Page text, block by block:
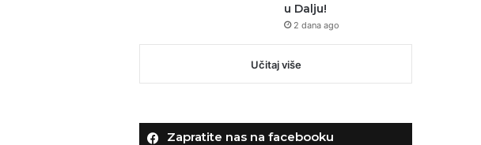
u Dalju!
2 dana ago
Učitaj više
Zapratite nas na facebooku